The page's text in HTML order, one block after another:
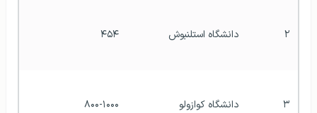
۲ دانشگاه استلنبوش ۴۵۴
۳ دانشگاه کوازولو ۸۰۰-۱۰۰۰